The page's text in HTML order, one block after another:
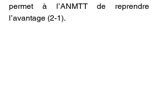
permet à l’ANMTT de reprendre
l’avantage (2-1).